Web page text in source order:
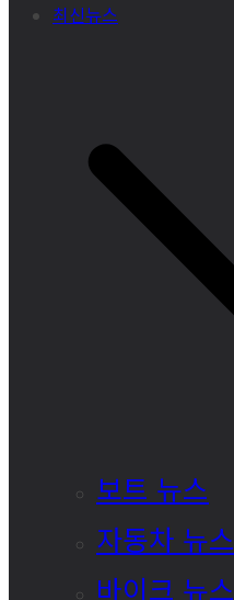
최신뉴스
보트 뉴스
자동차 뉴스
바이크 뉴스